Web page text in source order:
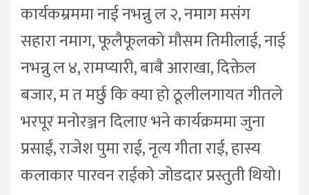
कार्यकम्रममा नाई नभन्नु ल २, नमाग मसंग
सहारा नमाग, फूलैफूलको मौसम तिमीलाई, नाई
नभन्नु ल ४, रामप्यारी, बाबै आराखा, दिक्तेल
बजार, म त मर्छु कि क्या हो ठूलीलगायत गीतले
भरपूर मनोरञ्जन दिलाए भने कार्यक्रममा जुना
प्रसाईं, राजेश पुमा राई, नृत्य गीता राई, हास्य
कलाकार पारवन राईको जोडदार प्रस्तुती थियो।